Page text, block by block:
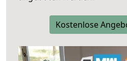
Kostenlose